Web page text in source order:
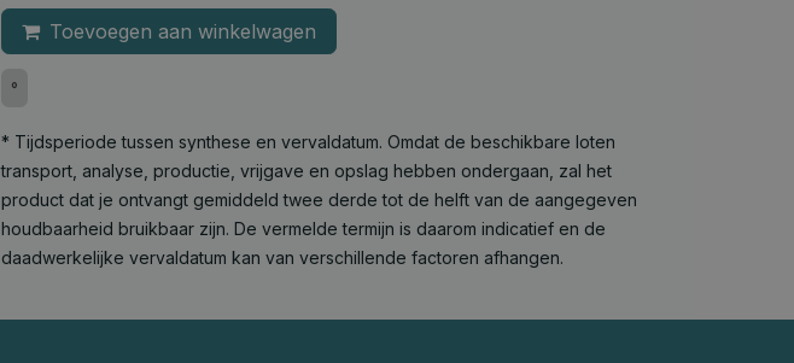
Toevoegen aan winkelwagen
°
* Tijdsperiode tussen synthese en vervaldatum. Omdat de beschikbare loten
transport, analyse, productie, vrijgave en opslag hebben ondergaan, zal het
product dat je ontvangt gemiddeld twee derde tot de helft van de aangegeven
houdbaarheid bruikbaar zijn. De vermelde termijn is daarom indicatief en de
daadwerkelijke vervaldatum kan van verschillende factoren afhangen.